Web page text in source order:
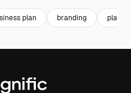
plan branding plan